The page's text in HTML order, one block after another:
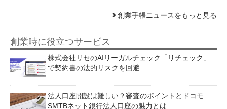
創業手帳ニュースをもっと見る
創業時に役立つサービス
株式会社リセのAIリーガルチェック「リチェック」
で契約書の法的リスクを回避
法人口座開設は難しい？審査のポイントとドコモ
SMTBネット銀行法人口座の魅力とは